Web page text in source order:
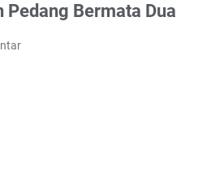
Pedang Bermata Dua